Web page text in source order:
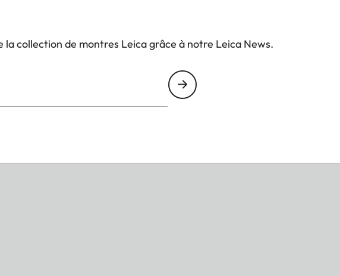
la collection de montres Leica grâce à notre Leica News.